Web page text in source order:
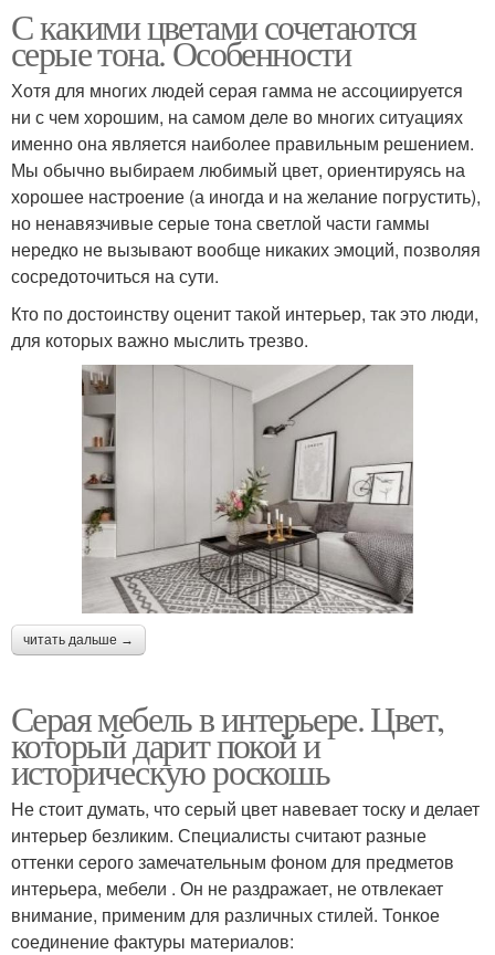
С какими цветами сочетаются
серые тона. Особенности
Хотя для многих людей серая гамма не ассоциируется
ни с чем хорошим, на самом деле во многих ситуациях
именно она является наиболее правильным решением.
Мы обычно выбираем любимый цвет, ориентируясь на
хорошее настроение (а иногда и на желание погрустить),
но ненавязчивые серые тона светлой части гаммы
нередко не вызывают вообще никаких эмоций, позволяя
сосредоточиться на сути.
Кто по достоинству оценит такой интерьер, так это люди,
для которых важно мыслить трезво.
читать дальше →
Серая мебель в интерьере. Цвет,
который дарит покой и
историческую роскошь
Не стоит думать, что серый цвет навевает тоску и делает
интерьер безликим. Специалисты считают разные
оттенки серого замечательным фоном для предметов
интерьера, мебели . Он не раздражает, не отвлекает
внимание, применим для различных стилей. Тонкое
соединение фактуры материалов: